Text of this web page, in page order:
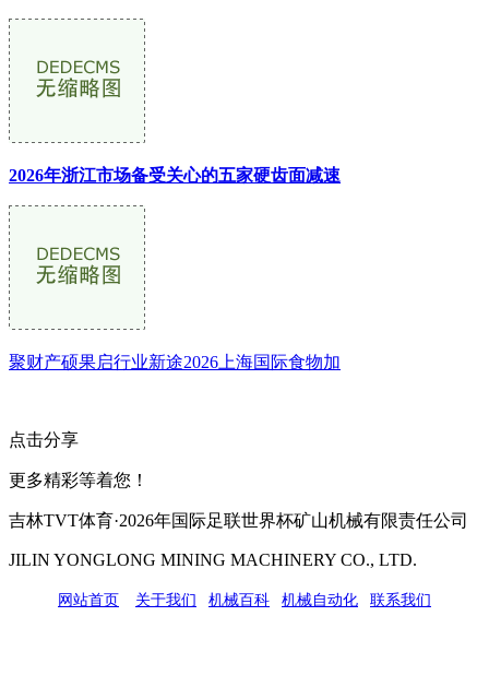
2026年浙江市场备受关心的五家硬齿面减速
聚财产硕果启行业新途2026上海国际食物加
点击分享
更多精彩等着您！
吉林TVT体育·2026年国际足联世界杯矿山机械有限责任公司
JILIN YONGLONG MINING MACHINERY CO., LTD.
网站首页 关于我们 机械百科 机械自动化 联系我们